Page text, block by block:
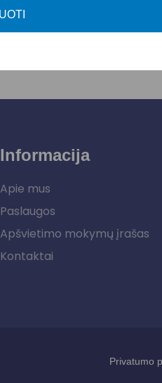
Informacija
Apie mus
Paslaugos
Apšvietimo mokymų įrašas
Kontaktai
Privatumo